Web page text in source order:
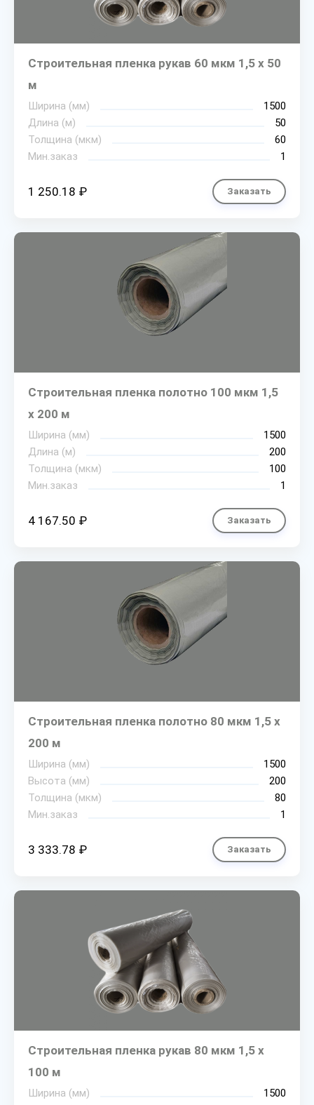
Строительная пленка рукав 60 мкм 1,5 х 50
м
Ширина (мм)
1500
Длина (м)
50
Толщина (мкм)
60
Мин.заказ
1
1 250.18 ₽ Заказать
Строительная пленка полотно 100 мкм 1,5
х 200 м
Ширина (мм)
1500
Длина (м)
200
Толщина (мкм)
100
Мин.заказ
1
4 167.50 ₽ Заказать
Строительная пленка полотно 80 мкм 1,5 х
200 м
Ширина (мм)
1500
Высота (мм)
200
Толщина (мкм)
80
Мин.заказ
1
3 333.78 ₽ Заказать
Строительная пленка рукав 80 мкм 1,5 х
100 м
Ширина (мм)
1500